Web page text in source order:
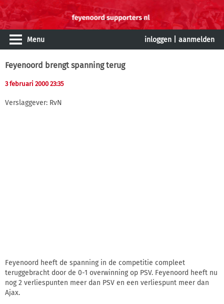
Menu inloggen aanmelden
Feyenoord brengt spanning terug
3 februari 2000 23:35
Verslaggever: RvN
Feyenoord heeft de spanning in de competitie compleet
teruggebracht door de 0-1 overwinning op PSV. Feyenoord heeft nu
nog 2 verliespunten meer dan PSV en een verliespunt meer dan
Ajax.